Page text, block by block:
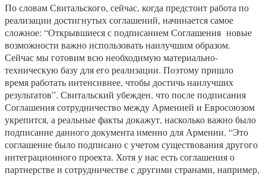
По словам Свитальского, сейчас, когда предстоит работа по
реализации достигнутых соглашений, начинается самое
сложное: “Открывшиеся с подписанием Соглашения новые
возможности важно использовать наилучшим образом.
Сейчас мы готовим всю необходимую материально-
техническую базу для его реализации. Поэтому пришло
время работать интенсивнее, чтобы достичь наилучших
результатов”. Свитальский убежден, что после подписания
Соглашения сотрудничество между Арменией и Евросоюзом
укрепится, а реальные факты докажут, насколько важно было
подписание данного документа именно для Армении. “Это
соглашение было подписано с учетом существования другого
интеграционного проекта. Хотя у нас есть соглашения о
партнерстве и сотрудничестве с другими странами, например,